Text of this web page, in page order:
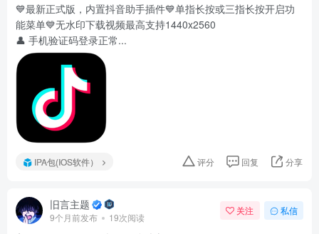
💙最新正式版，内置抖音助手插件💙单指长按或三指长按开启功
能菜单💙无水印下载视频最高支持1440x2560
👤 手机验证码登录正常...
IPA包(IOS软件） 评分 回复 分享
旧言主题
9个月前发布 19次阅读
关注 私信